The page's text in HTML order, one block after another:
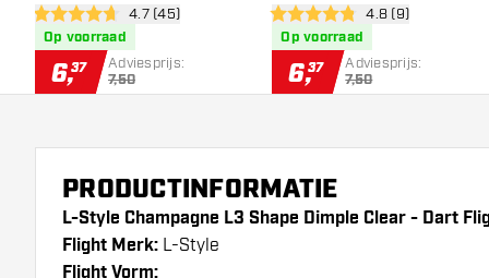
Flights
open reviews drawer
4.7 score sterren4.7 (45)
Op voorraad
6,37 Adviesprijs:
7,50
Flights
open reviews
4.8 score sterren4.8 (9)
Op voorraad
6,37 Adviesprijs:
7,50
PRODUCTINFORMATIE
L-Style Champagne L3 Shape Dimple Clear - Dart
Flight Merk: L-Style
Flight Vorm: